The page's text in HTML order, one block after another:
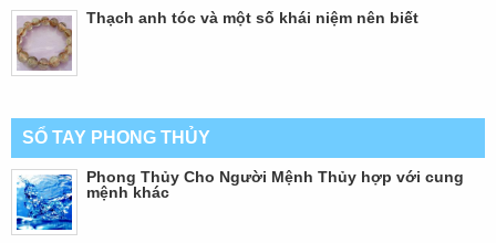
Thạch anh tóc và một số khái niệm nên biết
SỔ TAY PHONG THỦY
Phong Thủy Cho Người Mệnh Thủy hợp với cung
mệnh khác